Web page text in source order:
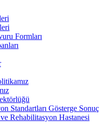
Formları
Standartları Gösterge
Rehabilitasyon Hastanesi